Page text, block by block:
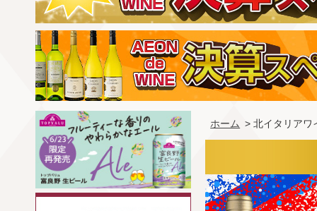
ホーム > 北イタリアワ